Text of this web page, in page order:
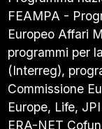
FEAMPA -
Europeo Affari
programmi per
(Interreg),
Commissione
Europe, Life,
ERA-NET